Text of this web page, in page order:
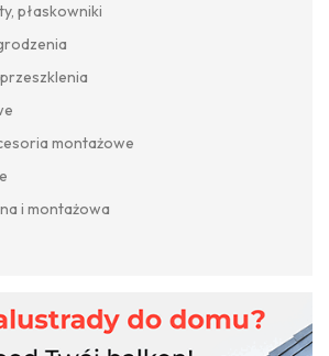
płaskowniki
montażowe
i montażowa